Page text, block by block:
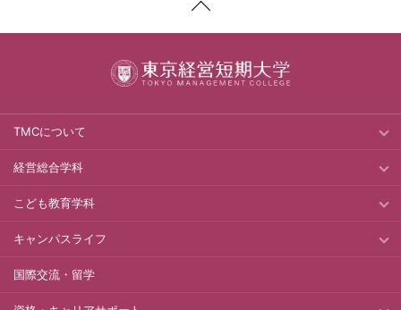
TMCについて
経営総合学科
こども教育学科
キャンパスライフ
国際交流・留学